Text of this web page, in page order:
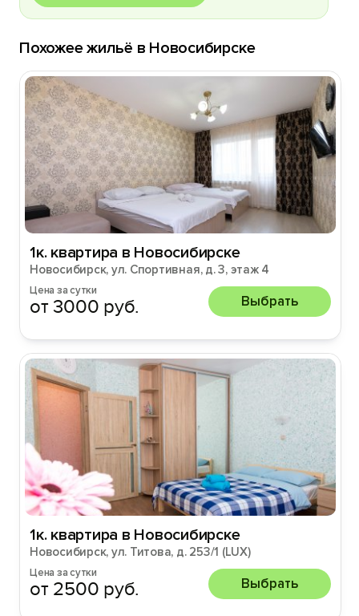
Похожее жильё в Новосибирске
1к. квартира в Новосибирске
Новосибирск, ул. Спортивная, д. 3, этаж 4
Цена за сутки
от 3000 руб. Выбрать
1к. квартира в Новосибирске
Новосибирск, ул. Титова, д. 253/1 (LUX)
Цена за сутки
от 2500 руб. Выбрать